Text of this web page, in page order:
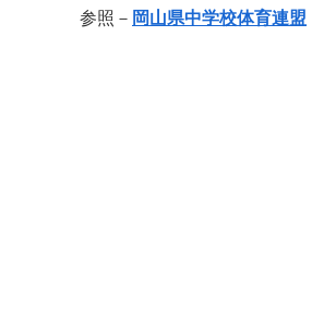
参照－ 岡山県中学校体育連盟